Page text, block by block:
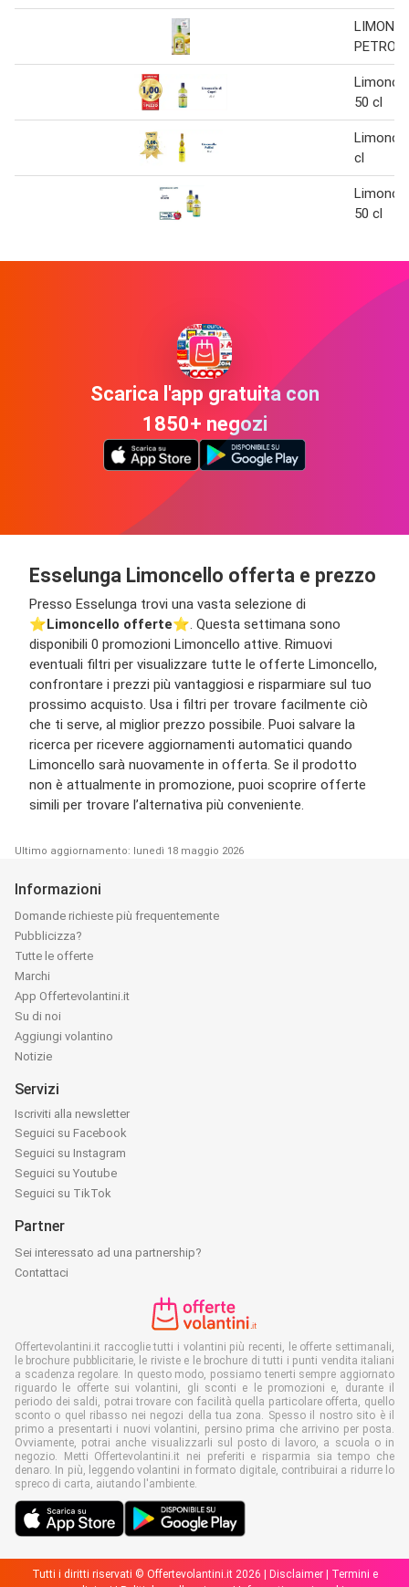
50 cl
cl
50 cl
Scarica l'app gratuita con
1850+ negozi
Esselunga Limoncello offerta e prezzo
Presso Esselunga trovi una vasta selezione di
⭐️Limoncello offerte⭐️. Questa settimana sono
disponibili 0 promozioni Limoncello attive. Rimuovi
eventuali filtri per visualizzare tutte le offerte Limoncello,
confrontare i prezzi più vantaggiosi e risparmiare sul tuo
prossimo acquisto. Usa i filtri per trovare facilmente ciò
che ti serve, al miglior prezzo possibile. Puoi salvare la
ricerca per ricevere aggiornamenti automatici quando
Limoncello sarà nuovamente in offerta. Se il prodotto
non è attualmente in promozione, puoi scoprire offerte
simili per trovare l’alternativa più conveniente.
Ultimo aggiornamento: lunedì 18 maggio 2026
Informazioni
Domande richieste più frequentemente
Pubblicizza?
Tutte le offerte
Marchi
App Offertevolantini.it
Su di noi
Aggiungi volantino
Notizie
Servizi
Iscriviti alla newsletter
Seguici su Facebook
Seguici su Instagram
Seguici su Youtube
Seguici su TikTok
Partner
Sei interessato ad una partnership?
Contattaci
Offertevolantini.it raccoglie tutti i volantini più recenti, le offerte settimanali,
le brochure pubblicitarie, le riviste e le brochure di tutti i punti vendita italiani
a scadenza regolare. In questo modo, possiamo tenerti sempre aggiornato
riguardo le offerte sui volantini, gli sconti e le promozioni e, durante il
periodo dei saldi, potrai trovare con facilità quella particolare offerta, quello
sconto o quel ribasso nei negozi della tua zona. Spesso il nostro sito è il
primo a presentarti i nuovi volantini, persino prima che arrivino per posta.
Ovviamente, potrai anche visualizzarli sul posto di lavoro, a scuola o in
negozio. Metti Offertevolantini.it nei preferiti e risparmia sia tempo che
denaro. In più, leggendo volantini in formato digitale, contribuirai a ridurre lo
spreco di carta, aiutando l'ambiente.
Tutti i diritti riservati © Offertevolantini.it 2026 | Disclaimer| Termini e